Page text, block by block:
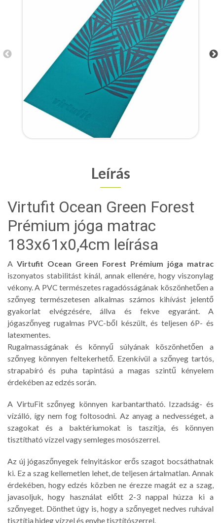
Leírás
Virtufit Ocean Green Forest
Prémium jóga matrac
183x61x0,4cm leírása
A Virtufit Ocean Green Forest Prémium jóga matrac
iszonyatos stabilitást kínál, annak ellenére, hogy viszonylag
vékony. A PVC természetes ragadósságának köszönhetően a
szőnyeg természetesen alkalmas számos kihívást jelentő
gyakorlat elvégzésére, állva és fekve egyaránt. A
jógaszőnyeg rugalmas PVC-ből készült, és teljesen 6P- és
latexmentes.
Rugalmasságának és könnyű súlyának köszönhetően a
szőnyeg könnyen feltekerhető. Ezenkívül a szőnyeg tartós,
strapabíró és puha tapintású a magas szintű kényelem
érdekében az edzés során.
A VirtuFit szőnyeg könnyen karbantartható. Izzadság- és
vízálló, így nem fog foltosodni. Az anyag a nedvességet, a
szagokat és a baktériumokat is taszítja, és könnyen
tisztítható vízzel vagy semleges mosószerrel.
Az új jógaszőnyegek felnyitáskor erős szagot bocsáthatnak
ki. Ez a szag kellemetlen lehet, de teljesen ártalmatlan. Annak
érdekében, hogy edzés közben ne érezze magát ez a szag,
javasoljuk, hogy használat előtt 2-3 nappal húzza ki a
szőnyeget. Dönthet úgy is, hogy a szőnyeget nedves ruhával
tisztítja hideg vízzel és enyhe tisztítószerrel.